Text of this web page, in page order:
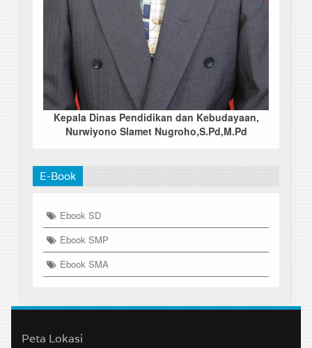
Kepala Dinas Pendidikan dan Kebudayaan,
Nurwiyono Slamet Nugroho,S.Pd,M.Pd
E-Book
Ebook SD
Ebook SMP
Ebook SMA
Peta Lokasi